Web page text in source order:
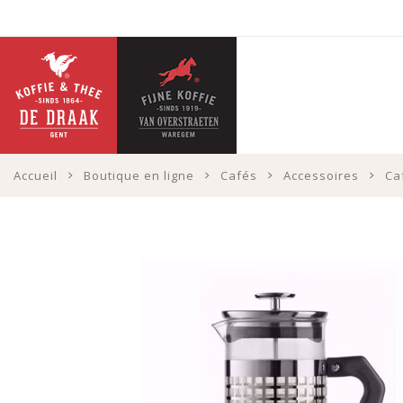
Accueil Boutique en ligne Cafés Accessoires